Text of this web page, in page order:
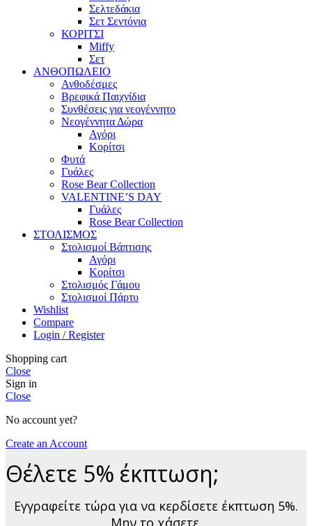
Σελτεδάκια
Σετ Σεντόνια
ΚΟΡΙΤΣΙ
Miffy
Σετ
ΑΝΘΟΠΩΛΕΙΟ
Ανθοδέσμες
Βρεφικά Παιχνίδια
Συνθέσεις για νεογέννητο
Νεογέννητα Δώρα
Αγόρι
Κορίτσι
Φυτά
Γυάλες
Rose Bear Collection
VALENTINE’S DAY
Γυάλες
Rose Bear Collection
ΣΤΟΛΙΣΜΟΣ
Στολισμοί Βάπτισης
Αγόρι
Κορίτσι
Στολισμός Γάμου
Στολισμοί Πάρτυ
Wishlist
Compare
Login / Register
Shopping cart
Close
Sign in
Close
No account yet?
Create an Account
Θέλετε 5% έκπτωση;
Εγγραφείτε τώρα για να κερδίσετε έκπτωση 5%.